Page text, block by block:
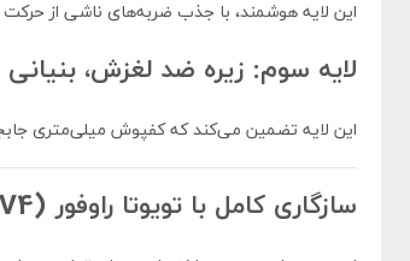
این لایه هوشمند، با جذب ضربه‌های ناشی از
لایه سوم: زیره ضد لغزش، بنیانی
این لایه تضمین می‌کند که کفپوش میلی‌متری
سازگاری کامل با تویوتا راوفور (RAV4)